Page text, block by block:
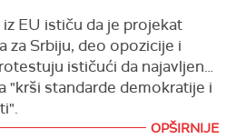
EU ističu da je projekat
za Srbiju, deo opozicije i
ističući da najavljeno
"krši standarde demokratije i
OPŠIRNIJE